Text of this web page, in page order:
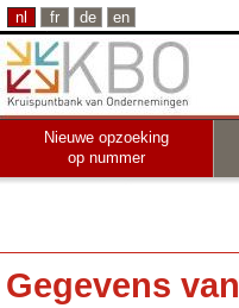
nl fr de en
Nieuwe opzoeking
op nummer
Gegevens